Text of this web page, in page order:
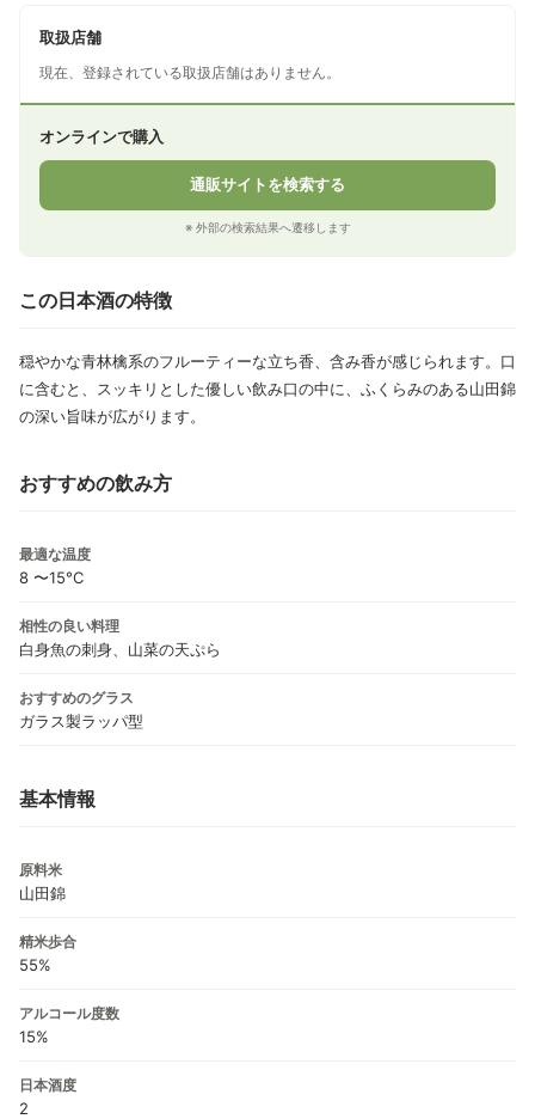
取扱店舗
現在、登録されている取扱店舗はありません。
オンラインで購入
通販サイトを検索する
※ 外部の検索結果へ遷移します
この日本酒の特徴
穏やかな青林檎系のフルーティーな立ち香、含み香が感じられます。口
に含むと、スッキリとした優しい飲み口の中に、ふくらみのある山田錦
の深い旨味が広がります。
おすすめの飲み方
最適な温度
8 〜15°C
相性の良い料理
白身魚の刺身、山菜の天ぷら
おすすめのグラス
ガラス製ラッパ型
基本情報
原料米
山田錦
精米歩合
55%
アルコール度数
15%
日本酒度
2